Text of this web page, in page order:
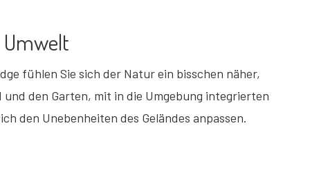
fühlen Sie sich der Natur ein bisschen näher,
den Garten, mit in die Umgebung integrierten
den Unebenheiten des Geländes anpassen.